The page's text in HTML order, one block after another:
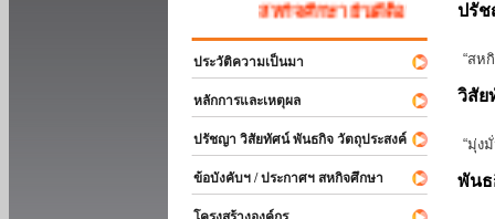
สหกิจศึกษา ยินดีต้อนรับ
ประวัติความเป็นมา
หลักการและเหตุผล
ปรัชญา วิสัยทัศน์ พันธกิจ วัตถุประสงค์
ข้อบังคับฯ / ประกาศฯ สหกิจศึกษา
ปรั
“สห
วิสัย
“มุ่ง
พัน